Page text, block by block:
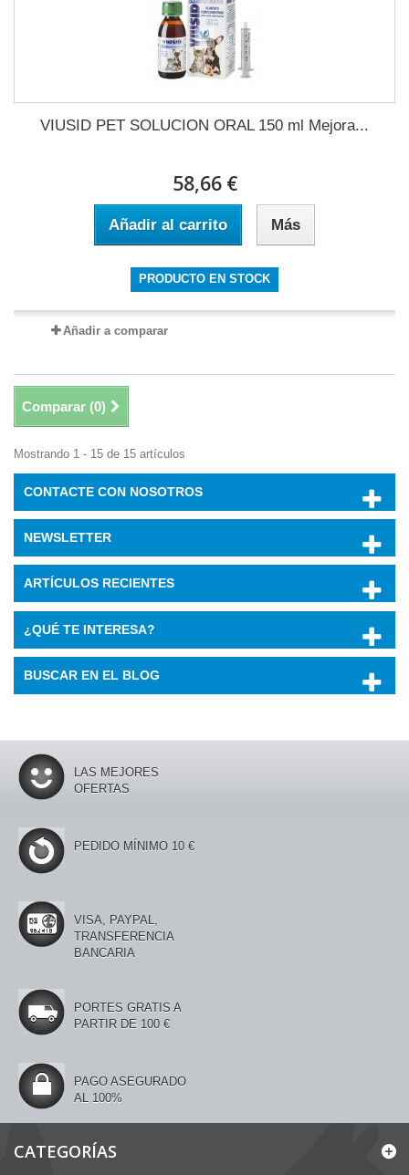
VIUSID PET SOLUCION ORAL 150 ml Mejora...
58,66 €
Añadir al carrito Más
PRODUCTO EN STOCK
Añadir a comparar
Comparar (0)
Mostrando 1 - 15 de 15 artículos
CONTACTE CON NOSOTROS
NEWSLETTER
ARTÍCULOS RECIENTES
¿QUÉ TE INTERESA?
BUSCAR EN EL BLOG
LAS MEJORES
OFERTAS
PEDIDO MÍNIMO 10 €
VISA, PAYPAL,
TRANSFERENCIA
BANCARIA
PORTES GRATIS A
PARTIR DE 100 €
PAGO ASEGURADO
AL 100%
CATEGORÍAS